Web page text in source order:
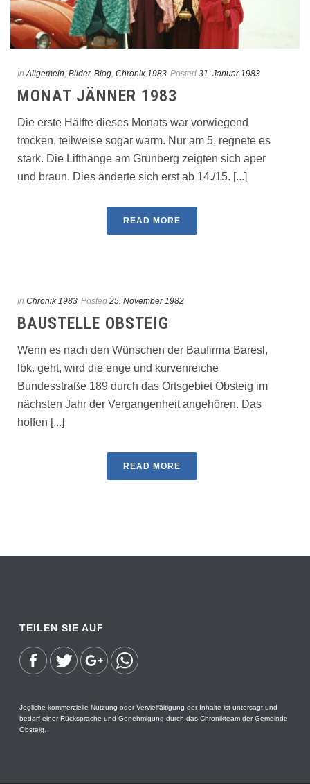
In Allgemein, Bilder, Blog, Chronik 1983 Posted 31. Januar 1983
MONAT JÄNNER 1983
Die erste Hälfte dieses Monats war vorwiegend
trocken, teilweise sogar warm. Nur am 5. regnete es
stark. Die Lifthänge am Grünberg zeigten sich aper
und braun. Dies änderte sich erst ab 14./15. [...]
READ MORE
In Chronik 1983 Posted 25. November 1982
BAUSTELLE OBSTEIG
Wenn es nach den Wünschen der Baufirma Baresl,
lbk. geht, wird die enge und kurvenreiche
Bundesstraße 189 durch das Ortsgebiet Obsteig im
nächsten Jahr der Vergangenheit angehören. Das
hoffen [...]
READ MORE
TEILEN SIE AUF
Jegliche kommerzielle Nutzung oder Vervielfältigung der Inhalte ist untersagt und
bedarf einer Rücksprache und Genehmigung durch das Chronikteam der Gemeinde
Obsteig.